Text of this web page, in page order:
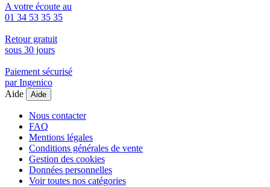
A votre écoute au
01 34 53 35 35
Retour gratuit
sous 30 jours
Paiement sécurisé
par Ingenico
Aide
Aide
Nous contacter
FAQ
Mentions légales
Conditions générales de vente
Gestion des cookies
Données personnelles
Voir toutes nos catégories